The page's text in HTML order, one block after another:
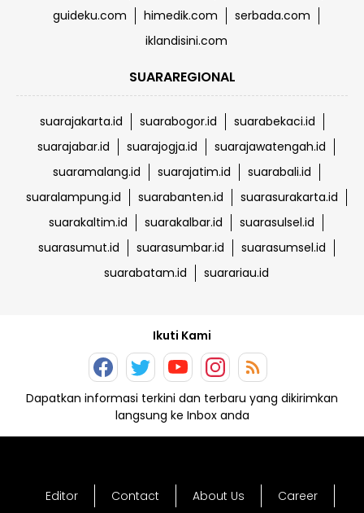
guideku.com
himedik.com
serbada.com
iklandisini.com
SUARAREGIONAL
suarajakarta.id suarabogor.id
suarabekaci.id
suarajabar.id
suarajogja.id
suarajawatengah.id
suaramalang.id
suarajatim.id
suarabali.id
suaralampung.id
suarabanten.id
suarasurakarta.id
suarakaltim.id
suarakalbar.id
suarasulsel.id
suarasumut.id
suarasumbar.id
suarasumsel.id
suarabatam.id
suarariau.id
Ikuti Kami
Dapatkan informasi terkini dan terbaru yang dikirimkan
langsung ke Inbox anda
Editor Contact About Us Career